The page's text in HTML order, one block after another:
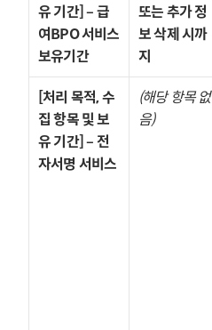
유 기간] – 급
여BPO 서비스
보유기간
또는 추가 정
보 삭제 시까
지
[처리 목적, 수
집 항목 및 보
유 기간] – 전
자서명 서비스
(해당 항목 없
음)